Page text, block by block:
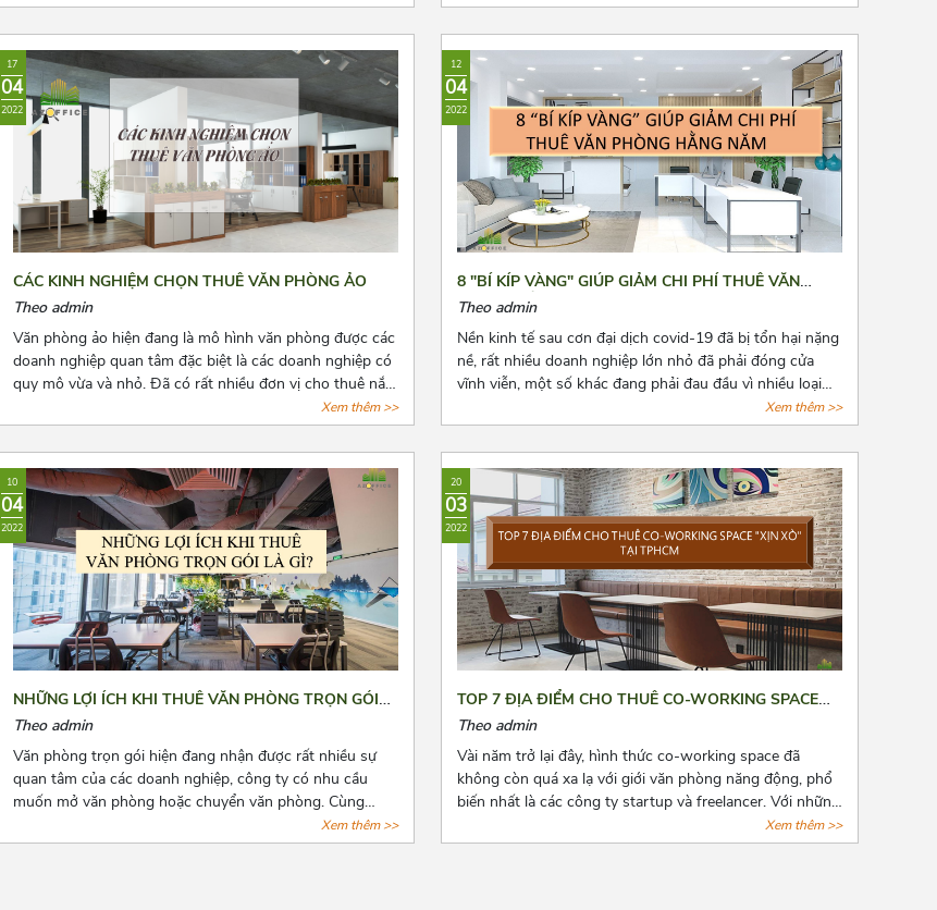
biết rõ số tiền cọc và các loại chi phí thuê hằng tháng,
những quy định pháp luật có liên quan và cách để lấy lại
tiền cọc trong những trường hợp rủi ro có thể xảy ra.
Cùng Azoffice tìm hiểu thêm về nội dung này trong bài
viết dưới đây nhé!
17
04
2022
CÁC KINH NGHIỆM CHỌN THUÊ VĂN PHÒNG ẢO
Theo admin
Văn phòng ảo hiện đang là mô hình văn phòng được các
doanh nghiệp quan tâm đặc biệt là các doanh nghiệp có
quy mô vừa và nhỏ. Đã có rất nhiều đơn vị cho thuê nắm
bắt được xu hướng đó và tiến hành mở rộng cho thuê
loại hình văn phòng này. Tuy nhiên, đây là dịch vụ còn
quá mới mẻ khiến cho các doanh nghiệp có nhiều điều
phân vân. Bài viết này, Azoffice mong rằng sẽ giải đáp
các thắc mắc của các quý doanh nghiệp.
Xem thêm >>
12
04
2022
8 "BÍ KÍP VÀNG" GIÚP GIẢM CHI PHÍ THUÊ VĂN
PHÒNG HẰNG NĂM
Theo admin
Nền kinh tế sau cơn đại dịch covid-19 đã bị tổn hại nặng
nề, rất nhiều doanh nghiệp lớn nhỏ đã phải đóng cửa
vĩnh viễn, một số khác đang phải đau đầu vì nhiều loại
chi phí cố định phải chi trả, trong đó không thể không
nhắc đến chi phí thuê văn phòng, kho bãi,...Bài viết là 8
“bí kíp vàng” mà Azoffice muốn chia sẻ để phần nào
giúp các bạn giảm chi phí thuê văn phòng, giảm bớt nỗi
lo cho các doanh nghiệp.
Xem thêm >>
10
04
2022
NHỮNG LỢI ÍCH KHI THUÊ VĂN PHÒNG TRỌN GÓI
LÀ GÌ?
Theo admin
Văn phòng trọn gói hiện đang nhận được rất nhiều sự
quan tâm của các doanh nghiệp, công ty có nhu cầu
muốn mở văn phòng hoặc chuyển văn phòng. Cùng
Azoffice điểm danh những lợi ích khi thuê văn phòng
trọn gói qua bài viết dưới đây nhé!
Xem thêm >>
20
03
2022
TOP 7 ĐỊA ĐIỂM CHO THUÊ CO-WORKING SPACE
“XỊN XÒ” TẠI TPHCM
Theo admin
Vài năm trở lại đây, hình thức co-working space đã
không còn quá xa lạ với giới văn phòng năng động, phổ
biến nhất là các công ty startup và freelancer. Với những
tiện ích cơ bản của giới văn phòng, hình thức này còn
đặt biệt chú trọng đến không gian tạo nguồn cảm hứng
Xem thêm >>